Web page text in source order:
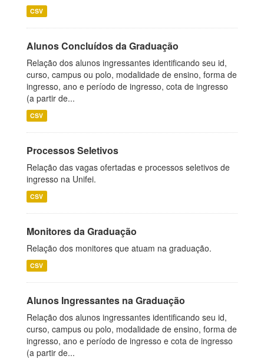
CSV
Alunos Concluídos da Graduação
Relação dos alunos ingressantes identificando seu id,
curso, campus ou polo, modalidade de ensino, forma de
ingresso, ano e período de ingresso, cota de ingresso
(a partir de...
CSV
Processos Seletivos
Relação das vagas ofertadas e processos seletivos de
ingresso na Unifei.
CSV
Monitores da Graduação
Relação dos monitores que atuam na graduação.
CSV
Alunos Ingressantes na Graduação
Relação dos alunos ingressantes identificando seu id,
curso, campus ou polo, modalidade de ensino, forma de
ingresso, ano e período de ingresso e cota de ingresso
(a partir de...